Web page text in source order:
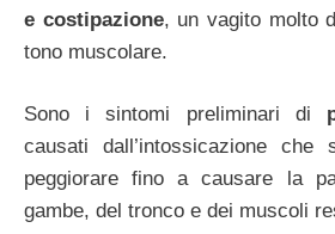
e costipazione, un vagito molto
tono muscolare.
Sono i sintomi preliminari di
causati dall’intossicazione
peggiorare fino a causare la
gambe, del tronco e dei muscoli